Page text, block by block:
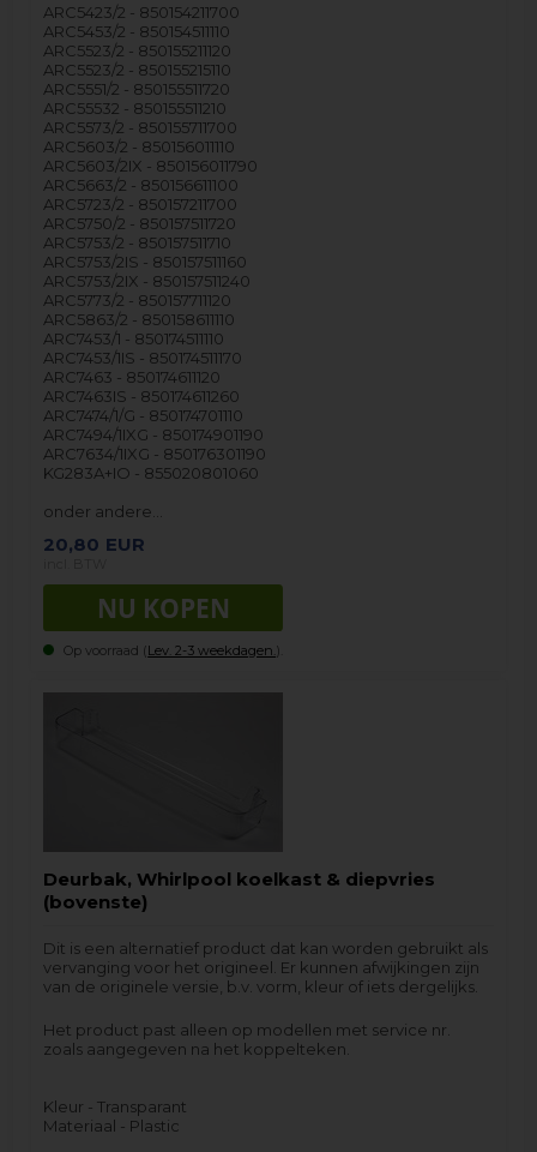
ARC5423/2 - 850154211700
ARC5453/2 - 850154511110
ARC5523/2 - 850155211120
ARC5523/2 - 850155215110
ARC5551/2 - 850155511720
ARC55532 - 850155511210
ARC5573/2 - 850155711700
ARC5603/2 - 850156011110
ARC5603/2IX - 850156011790
ARC5663/2 - 850156611100
ARC5723/2 - 850157211700
ARC5750/2 - 850157511720
ARC5753/2 - 850157511710
ARC5753/2IS - 850157511160
ARC5753/2IX - 850157511240
ARC5773/2 - 850157711120
ARC5863/2 - 850158611110
ARC7453/1 - 850174511110
ARC7453/1IS - 850174511170
ARC7463 - 850174611120
ARC7463IS - 850174611260
ARC7474/1/G - 850174701110
ARC7494/1IXG - 850174901190
ARC7634/1IXG - 850176301190
KG283A+IO - 855020801060
onder andere…
20,80 EUR
Op voorraad (Lev. 2-3 weekdagen. ).
Deurbak, Whirlpool koelkast & diepvries
(bovenste)
Dit is een alternatief product dat kan worden gebruikt als
vervanging voor het origineel. Er kunnen afwijkingen zijn
van de originele versie, b.v. vorm, kleur of iets dergelijks.
Het product past alleen op modellen met service nr.
zoals aangegeven na het koppelteken.
Kleur - Transparant
Materiaal - Plastic